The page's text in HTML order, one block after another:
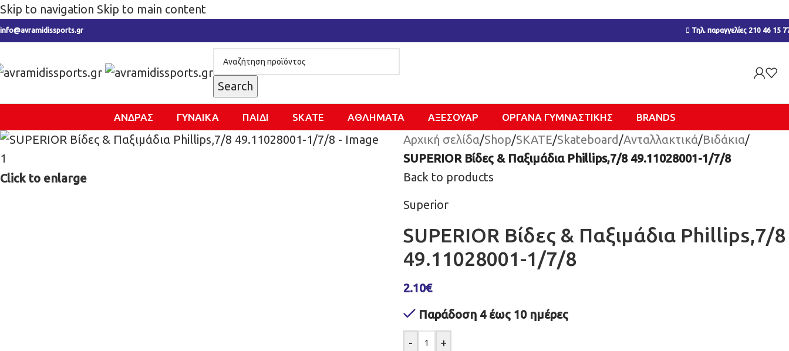
Skip to navigation Skip to main content
info@avramidissports.gr Τηλ. παραγγελίες 210 46 15
Search
ΑΝΔΡΑΣ ΓΥΝΑΙΚΑ ΠΑΙΔΙ SKATE ΑΘΛΗΜΑΤΑ ΑΞΕΣΟΥΑΡ ΌΡΓΑΝΑ ΓΥΜΝΑΣΤΙΚΉΣ BRANDS
Click to enlarge
Αρχική σελίδα/Shop/SKATE/Skateboard/Ανταλλακτικά/Βιδάκια/
SUPERIOR Βίδες & Παξιμάδια Phillips,7/8 49.11028001-1/7/8
Back to products
Superior
SUPERIOR Βίδες & Παξιμάδια Phillips,7/8
49.11028001-1/7/8
2.10€
Παράδοση 4 έως 10 ημέρες
- +